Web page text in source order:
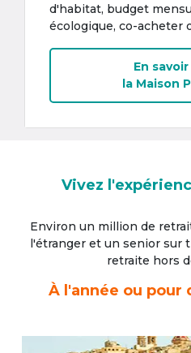
d'habitat, budget
écologique, co-acheter
En savoir
la Maison
Vivez
Environ un million de
l'étrangeret un senior sur
retraite hors
À l'année ou pour